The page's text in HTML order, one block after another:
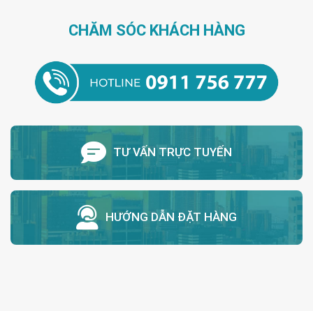
CHĂM SÓC KHÁCH HÀNG
TƯ VẤN TRỰC TUYẾN
HƯỚNG DẪN ĐẶT HÀNG